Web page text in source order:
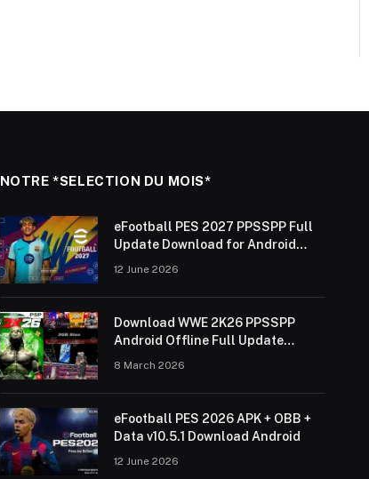
NOTRE *SELECTION DU MOIS*
eFootball PES 2027 PPSSPP Full
Update Download for Android
12 June 2026
Download WWE 2K26 PPSSPP
Android Offline Full Update
8 March 2026
eFootball PES 2026 APK + OBB +
Data v10.5.1 Download Android
12 June 2026